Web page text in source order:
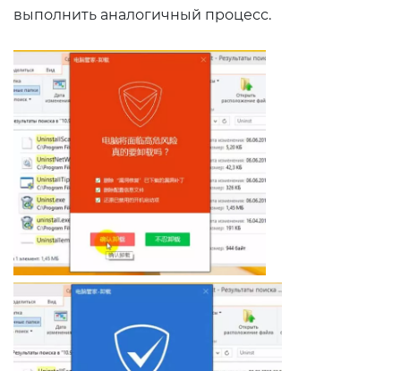
выполнить аналогичный процесс.